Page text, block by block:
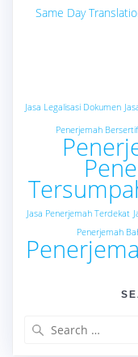
Same Day
Jasa Legalisasi Dokumen
Penerjemah
Jasa Penerjemah Terdekat
Penerjemah